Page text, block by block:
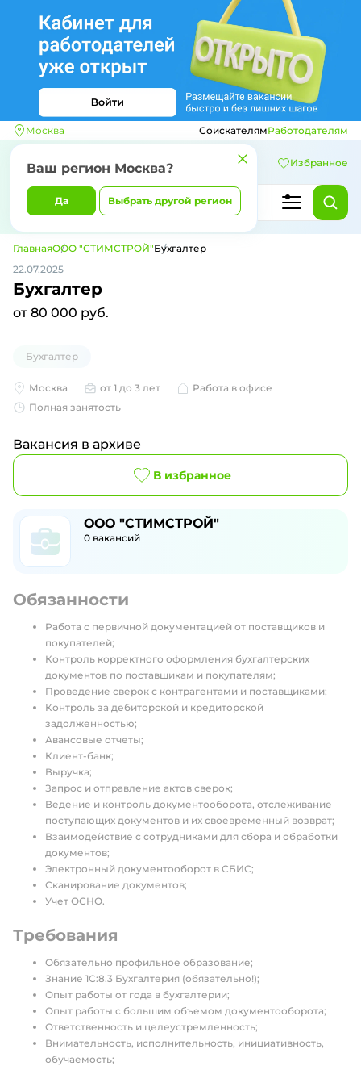
Москва
Ваш регион Москва?
Да Выбрать другой регион
СоискателямРаботодателям
Избранное
ГлавнаяООО "СТИМСТРОЙ"Бухгалтер
22.07.2025
Бухгалтер
от 80 000 руб.
Бухгалтер
Москва от 1 до 3 лет
Работа в офисе
Полная занятость
Вакансия в архиве
В избранное
ООО "СТИМСТРОЙ"
0 вакансий
Обязанности
Работа с первичной документацией от поставщиков и
покупателей;
Контроль корректного оформления бухгалтерских
документов по поставщикам и покупателям;
Проведение сверок с контрагентами и поставщиками;
Контроль за дебиторской и кредиторской
задолженностью;
Авансовые отчеты;
Клиент-банк;
Выручка;
Запрос и отправление актов сверок;
Ведение и контроль документооборота, отслеживание
поступающих документов и их своевременный возврат;
Взаимодействие с сотрудниками для сбора и обработки
документов;
Электронный документооборот в СБИС;
Сканирование документов;
Учет ОСНО.
Требования
Обязательно профильное образование;
Знание 1С:8.3 Бухгалтерия (обязательно!);
Опыт работы от года в бухгалтерии;
Опыт работы с большим объемом документооборота;
Ответственность и целеустремленность;
Внимательность, исполнительность, инициативность,
обучаемость;